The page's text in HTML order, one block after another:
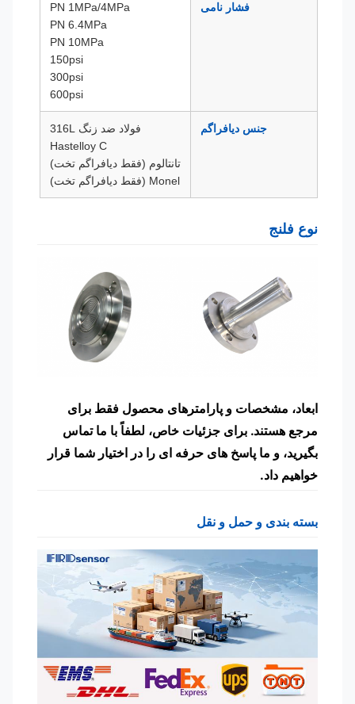
فشار نامی
PN 1MPa/4MPa
PN 6.4MPa
PN 10MPa
150psi
300psi
600psi
جنس دیافراگم
فولاد ضد زنگ 316L
Hastelloy C
تانتالوم (فقط دیافراگم تخت)
Monel (فقط دیافراگم تخت)
نوع فلنج
ابعاد، مشخصات و پارامترهای محصول فقط برای
مرجع هستند. برای جزئیات خاص، لطفاً با ما تماس
بگیرید، و ما پاسخ های حرفه ای را در اختیار شما قرار
خواهیم داد.
بسته بندی و حمل و نقل